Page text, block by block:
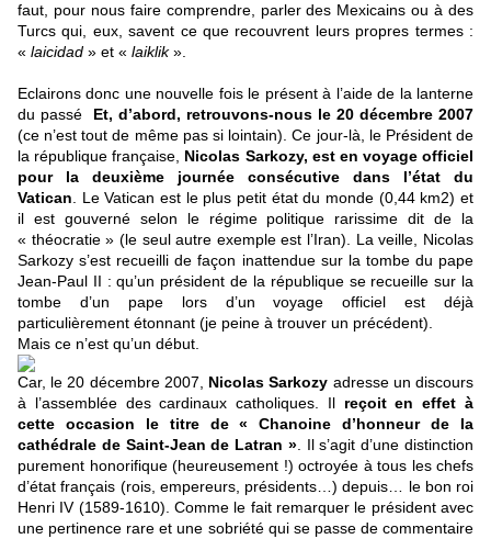
faut, pour nous faire comprendre, parler des Mexicains ou à des
Turcs qui, eux, savent ce que recouvrent leurs propres termes :
« laicidad » et « laiklik».
Eclairons donc une nouvelle fois le présent à l’aide de la lanterne
du passé Et, d’abord, retrouvons-nous le 20 décembre 2007
(ce n’est tout de même pas si lointain). Ce jour-là, le Président de
la république française, Nicolas Sarkozy, est en voyage officiel
pour la deuxième journée consécutive dans l’état du
Vatican . Le Vatican est le plus petit état du monde (0,44 km2) et
il est gouverné selon le régime politique rarissime dit de la
« théocratie » (le seul autre exemple est l’Iran). La veille, Nicolas
Sarkozy s’est recueilli de façon inattendue sur la tombe du pape
Jean-Paul II : qu’un président de la république se recueille sur la
tombe d’un pape lors d’un voyage officiel est déjà
particulièrement étonnant (je peine à trouver un précédent).
Mais ce n’est qu’un début.
Car, le 20 décembre 2007, Nicolas Sarkozy adresse un discours
à l’assemblée des cardinaux catholiques. Il reçoit en effet à
cette occasion le titre de « Chanoine d’honneur de la
cathédrale de Saint-Jean de Latran ». Il s’agit d’une distinction
purement honorifique (heureusement !) octroyée à tous les chefs
d’état français (rois, empereurs, présidents…) depuis… le bon roi
Henri IV (1589-1610). Comme le fait remarquer le président avec
une pertinence rare et une sobriété qui se passe de commentaire